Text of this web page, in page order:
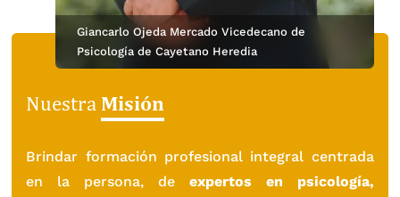
Giancarlo Ojeda Mercado Vicedecano de
Psicología de Cayetano Heredia
Nuestra Misión
Brindar formación profesional integral centrada
en la persona, de expertos en psicología,